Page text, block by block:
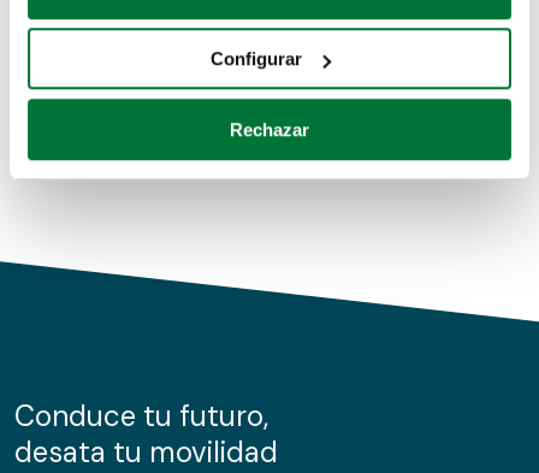
Recopilar información sobre su ubicación geográfica
Identificar su dispositivo analizándolo activamente
para buscar características específicas (huellas
Obtenga más información sobre cómo se procesan sus
de cookies.
información sobre el uso que haga del sitio web con
nuestros partners de redes sociales, publicidad y análisis
Configurar
Rechazar
Coches de km0
Conduce tu futuro,
desata tu movilidad